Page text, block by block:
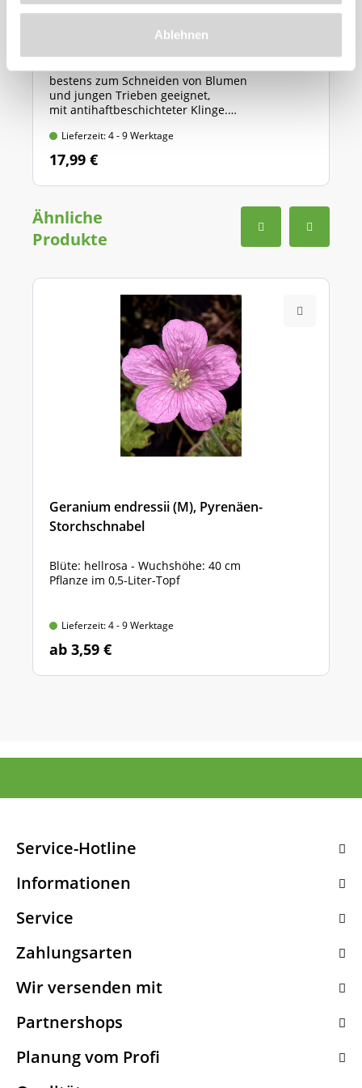
Ablehnen
bestens zum Schneiden von Blumen
und jungen Trieben geeignet,
mit antihaftbeschichteter Klinge.
Lieferzeit: 4 - 9 Werktage
17,99 €
Ähnliche
Produkte
Geranium endressii (M), Pyrenäen-
Storchschnabel
Blüte: hellrosa - Wuchshöhe: 40 cm
Pflanze im 0,5-Liter-Topf
Lieferzeit: 4 - 9 Werktage
ab 3,59 €
Service-Hotline
Informationen
Service
Zahlungsarten
Wir versenden mit
Partnershops
Planung vom Profi